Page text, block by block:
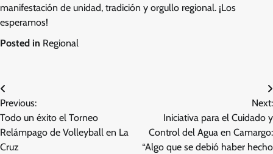
manifestación de unidad, tradición y orgullo regional. ¡Los
esperamos!
Posted in Regional
Navegación
de
entradas
Previous:
Todo un éxito el Torneo
Relámpago de Volleyball en La
Cruz
Next:
Iniciativa para el Cuidado y
Control del Agua en Camargo:
“Algo que se debió haber hecho